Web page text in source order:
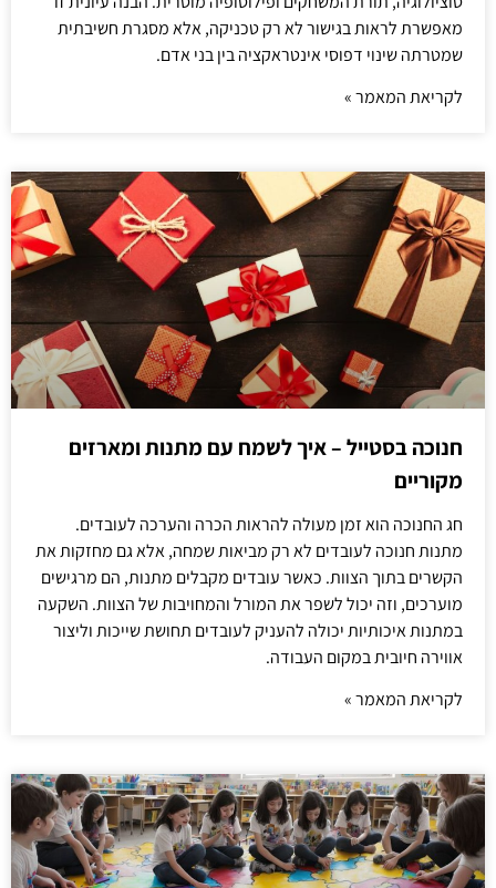
מאפשרת לראות בגישור לא רק טכניקה, אלא מסגרת חשיבתית
שמטרתה שינוי דפוסי אינטראקציה בין בני אדם.
לקריאת המאמר »
חנוכה בסטייל – איך לשמח עם מתנות ומארזים
מקוריים
חג החנוכה הוא זמן מעולה להראות הכרה והערכה לעובדים.
מתנות חנוכה לעובדים לא רק מביאות שמחה, אלא גם מחזקות את
הקשרים בתוך הצוות. כאשר עובדים מקבלים מתנות, הם מרגישים
מוערכים, וזה יכול לשפר את המורל והמחויבות של הצוות. השקעה
במתנות איכותיות יכולה להעניק לעובדים תחושת שייכות וליצור
אווירה חיובית במקום העבודה.
לקריאת המאמר »